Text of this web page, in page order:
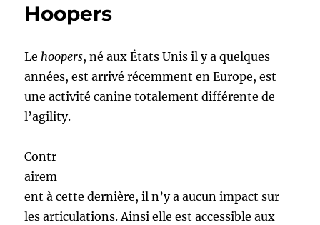
Hoopers
Le hoopers, né aux États Unis il y a quelques
années, est arrivé récemment en Europe, est
une activité canine totalement différente de
l’agility.
Contr
airem
ent à cette dernière, il n’y a aucun impact sur
les articulations. Ainsi elle est accessible aux